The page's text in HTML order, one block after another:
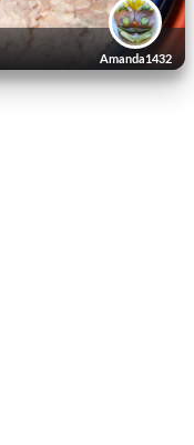
Amanda1432